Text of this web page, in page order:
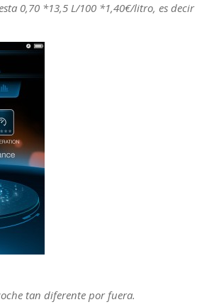
0,70 *13,5 L/100 *1,40€/litro, es decir
tan diferente por fuera.